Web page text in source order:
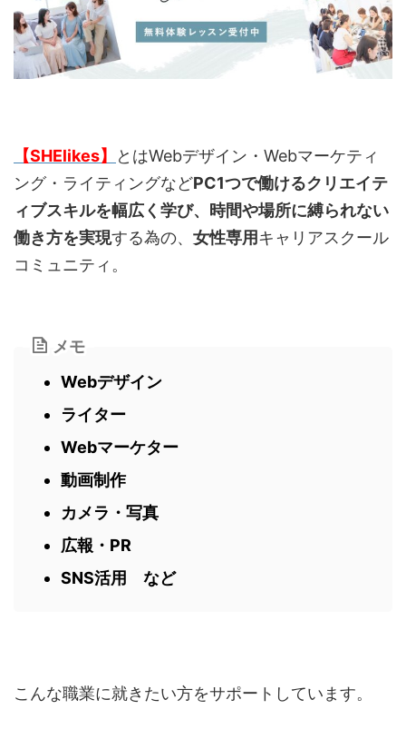
【SHElikes】
とはWebデザイン・Webマーケティ
ング・ライティングなどPC1つで働けるクリエイテ
ィブスキルを幅広く学び、時間や場所に縛られない
働き方を実現する為の、 女性専用キャリアスクール
コミュニティ。
メモ
Webデザイン
ライター
Webマーケター
動画制作
カメラ・写真
広報・PR
SNS活用 など
こんな職業に就きたい方をサポートしています。